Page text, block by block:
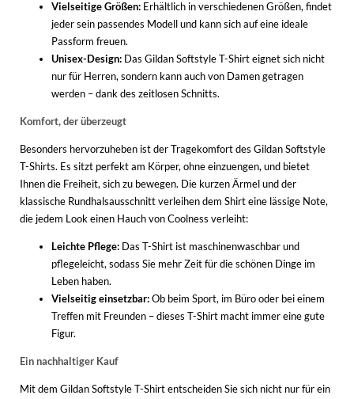
Vielseitige Größen: Erhältlich in verschiedenen Größen, findet
jeder sein passendes Modell und kann sich auf eine ideale
Passform freuen.
Unisex-Design: Das Gildan Softstyle T-Shirt eignet sich nicht
nur für Herren, sondern kann auch von Damen getragen
werden – dank des zeitlosen Schnitts.
Komfort, der überzeugt
Besonders hervorzuheben ist der Tragekomfort des Gildan Softstyle
T-Shirts. Es sitzt perfekt am Körper, ohne einzuengen, und bietet
Ihnen die Freiheit, sich zu bewegen. Die kurzen Ärmel und der
klassische Rundhalsausschnitt verleihen dem Shirt eine lässige Note,
die jedem Look einen Hauch von Coolness verleiht:
Leichte Pflege: Das T-Shirt ist maschinenwaschbar und
pflegeleicht, sodass Sie mehr Zeit für die schönen Dinge im
Leben haben.
Vielseitig einsetzbar:Ob beim Sport, im Büro oder bei einem
Treffen mit Freunden – dieses T-Shirt macht immer eine gute
Figur.
Ein nachhaltiger Kauf
Mit dem Gildan Softstyle T-Shirt entscheiden Sie sich nicht nur für ein